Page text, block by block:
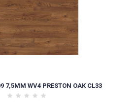
7,5MM WV4 PRESTON OAK CL33